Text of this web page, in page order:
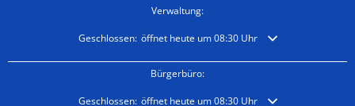
Verwaltung:
Klicken, um weitere Öffnungs- oder Schließzeiten
Geschlossen: öffnet heute um 08:30 Uhr
Bürgerbüro:
Klicken, um weitere Öffnungs- oder Schließzeiten
Geschlossen: öffnet heute um 08:30 Uhr